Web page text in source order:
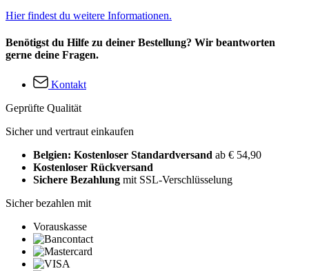
Hier findest du weitere Informationen.
Benötigst du Hilfe zu deiner Bestellung? Wir beantworten
gerne deine Fragen.
Kontakt
Geprüfte Qualität
Sicher und vertraut einkaufen
Belgien: Kostenloser Standardversand ab € 54,90
Kostenloser Rückversand
Sichere Bezahlung mit SSL-Verschlüsselung
Sicher bezahlen mit
Vorauskasse